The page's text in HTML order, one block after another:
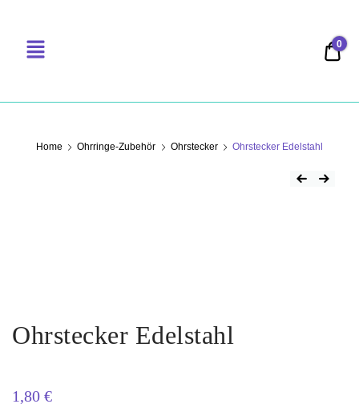
0
Home Ohrringe-Zubehör Ohrstecker Ohrstecker Edelstahl
Ohrstecker Edelstahl
1,80 €